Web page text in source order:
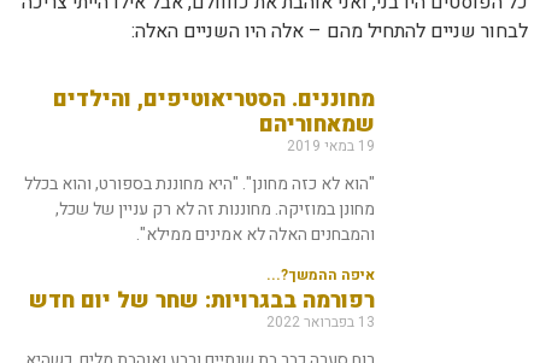
לבחור שניים להתחיל מהם – אלה היו השניים האלה:
מחוננים. הסטריאוטיפים, והילדים
שמאחוריהם
19 במאי 2019
"הוא לא כזה מחונן". "היא מחוננת בספורט, והוא בכלל
מחונן במוזיקה. מחוננות זה לא רק עניין של שכל,
והמבחנים האלה לא אמינים ממילא".
איפה ההמשך?...
רפורמה בבגרויות: שחר של יום חדש
13 בפברואר 2022